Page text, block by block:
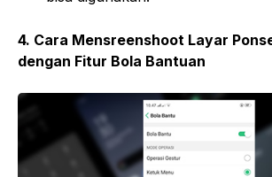
4. Cara Mensreenshoot Layar
dengan Fitur Bola Bantuan